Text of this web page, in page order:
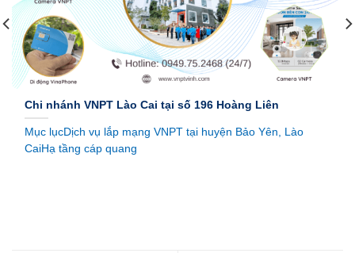
Chi nhánh VNPT Lào Cai tại số 196 Hoàng Liên
Mục lụcDịch vụ lắp mạng VNPT tại huyện Bảo Yên, Lào
CaiHạ tầng cáp quang